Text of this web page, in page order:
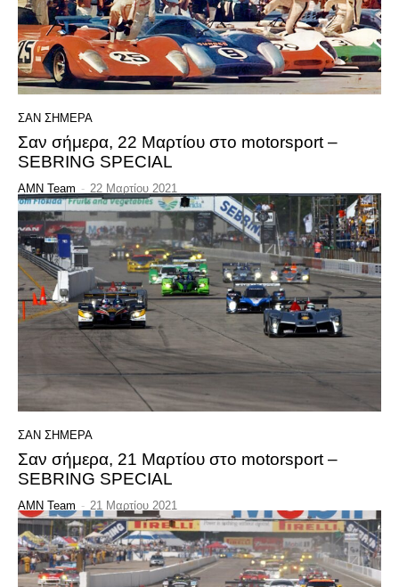
ΣΑΝ ΣΗΜΕΡΑ
Σαν σήμερα, 22 Μαρτίου στο motorsport –
SEBRING SPECIAL
AMN Team - 22 Μαρτίου 2021
ΣΑΝ ΣΗΜΕΡΑ
Σαν σήμερα, 21 Μαρτίου στο motorsport –
SEBRING SPECIAL
AMN Team - 21 Μαρτίου 2021